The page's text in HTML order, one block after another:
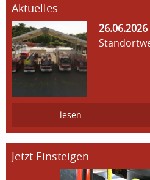
Aktuelles
26.06.2026
lesen…
Jetzt Einsteigen